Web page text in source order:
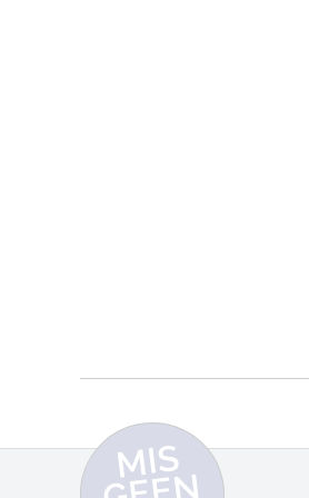
MI
S
G
E
E
A
C
TI